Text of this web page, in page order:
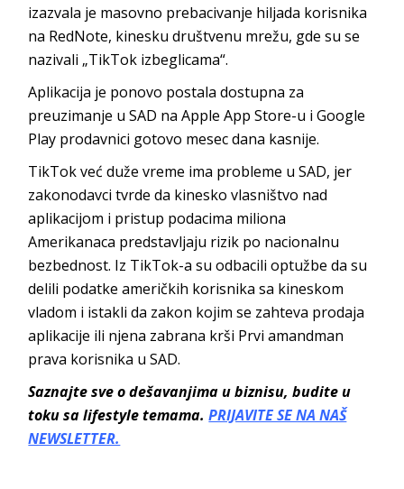
izazvala je masovno prebacivanje hiljada korisnika
na RedNote, kinesku društvenu mrežu, gde su se
nazivali „TikTok izbeglicama“.
Aplikacija je ponovo postala dostupna za
preuzimanje u SAD na Apple App Store-u i Google
Play prodavnici gotovo mesec dana kasnije.
TikTok već duže vreme ima probleme u SAD, jer
zakonodavci tvrde da kinesko vlasništvo nad
aplikacijom i pristup podacima miliona
Amerikanaca predstavljaju rizik po nacionalnu
bezbednost. Iz TikTok-a su odbacili optužbe da su
delili podatke američkih korisnika sa kineskom
vladom i istakli da zakon kojim se zahteva prodaja
aplikacije ili njena zabrana krši Prvi amandman
prava korisnika u SAD.
Saznajte sve o dešavanjima u biznisu, budite u
toku sa lifestyle temama.PRIJAVITE SE NA NAŠ
NEWSLETTER.